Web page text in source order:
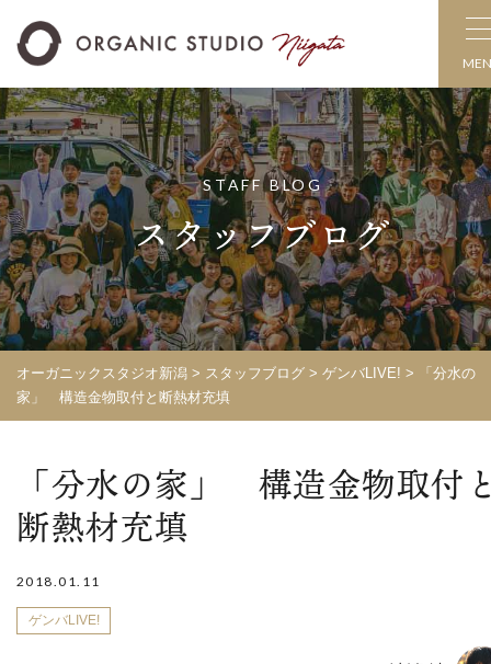
STAFF BLOG
スタッフブログ
オーガニックスタジオ新潟 > スタッフブログ > ゲンバLIVE! >
「分水の
家」 構造金物取付と断熱材充填
「分水の家」 構造金物取付
断熱材充填
2018.01.11
ゲンバLIVE!